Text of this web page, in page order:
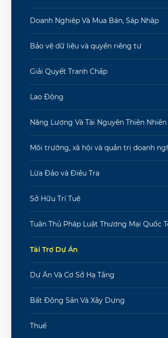
Doanh Nghiệp Và Mua Bán, Sáp Nhập
Bảo vệ dữ liệu và quyền riêng tư
Giải Quyết Tranh Chấp
Lao Động
Năng Lượng Và Tài Nguyên Thiên Nhiên
Môi trường, xã hội và quản trị doanh
Lừa Đảo và Điều Tra
Sở Hữu Trí Tuệ
Tuân Thủ Pháp Luật Thương Mại Quốc
Tài Trợ Dự Án
Dự Án Và Cơ Sở Hạ Tầng
Bất Động Sản Và Xây Dựng
Thuế